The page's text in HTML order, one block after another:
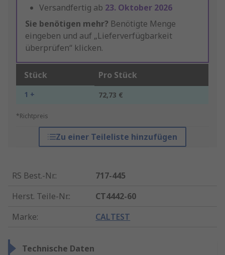
Versandfertig ab 23. Oktober 2026
Sie benötigen mehr? Benötigte Menge
eingeben und auf „Lieferverfügbarkeit
überprüfen“ klicken.
Stück Pro Stück
1 + 72,73 €
*Richtpreis
Zu einer Teileliste hinzufügen
RS Best.-Nr.:
717-445
Herst. Teile-Nr.:
CT4442-60
Marke: CALTEST
Technische Daten